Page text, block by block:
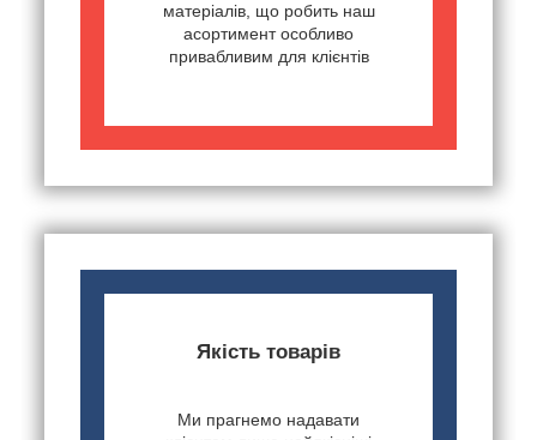
матеріалів, що робить наш
асортимент особливо
привабливим для клієнтів
Якість товарів
Ми прагнемо надавати